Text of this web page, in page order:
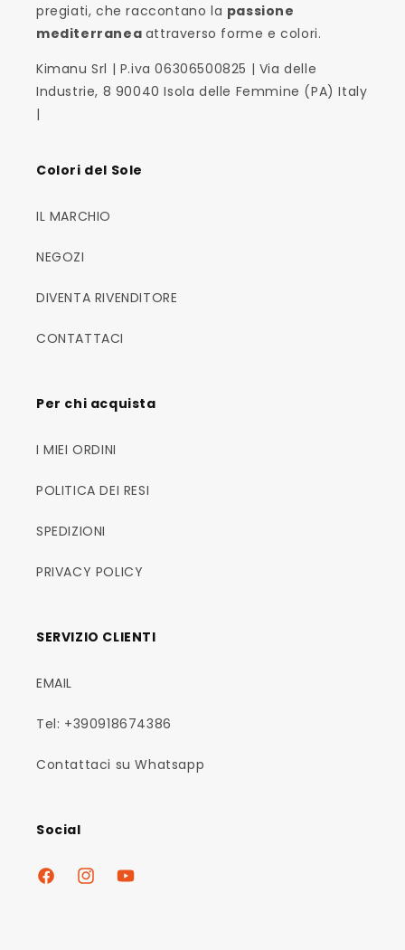
pregiati, che raccontano la passione
mediterranea attraverso forme e colori.
Kimanu Srl | P.iva 06306500825 | Via delle
Industrie, 8 90040 Isola delle Femmine (PA) Italy
|
Colori del Sole
IL MARCHIO
NEGOZI
DIVENTA RIVENDITORE
CONTATTACI
Per chi acquista
I MIEI ORDINI
POLITICA DEI RESI
SPEDIZIONI
PRIVACY POLICY
SERVIZIO CLIENTI
EMAIL
Tel: +390918674386
Contattaci su Whatsapp
Social
FacebookInstagramYouTube